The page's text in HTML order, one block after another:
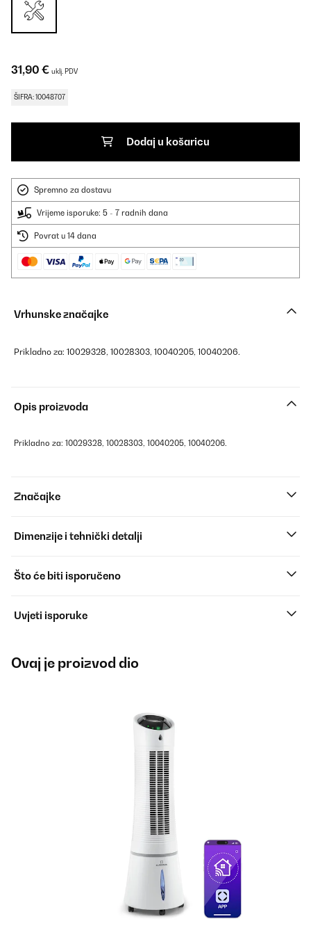
31,90 € uklj. PDV
ŠIFRA: 10048707
Dodaj u košaricu
Spremno za dostavu
Vrijeme isporuke: 5 - 7 radnih dana
Povrat u 14 dana
Vrhunske značajke
Prikladno za: 10029328, 10028303, 10040205, 10040206.
Opis proizvoda
Prikladno za: 10029328, 10028303, 10040205, 10040206.
Značajke
Dimenzije i tehnički detalji
Što će biti isporučeno
Uvjeti isporuke
Ovaj je proizvod dio